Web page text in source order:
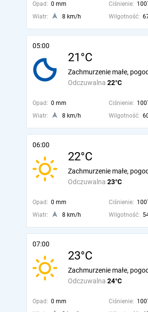
Opad: 0 mm Ciśnienie:
Wiatr:
8 km/h Wilgotność:
05:00
21°C
Odczuwalna 22°C
Zachmurzenie małe,
Opad: 0 mm Ciśnienie:
Wiatr:
8 km/h Wilgotność:
06:00
22°C
Odczuwalna 23°C
Zachmurzenie małe,
Opad: 0 mm Ciśnienie:
Wiatr:
8 km/h Wilgotność:
07:00
23°C
Odczuwalna 24°C
Zachmurzenie małe,
Opad: 0 mm Ciśnienie: